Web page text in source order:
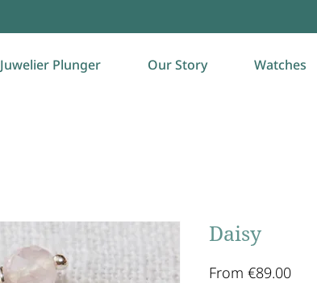
Juwelier Plunger Our Story Watches
Daisy
From €89.00Sale